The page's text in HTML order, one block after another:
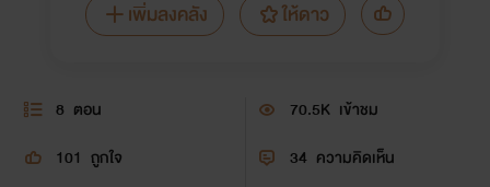
เพิ่มลงคลัง
ให้ดาว
8 ตอน 70.5K เข้าชม
101 ถูกใจ 34 ความคิดเห็น